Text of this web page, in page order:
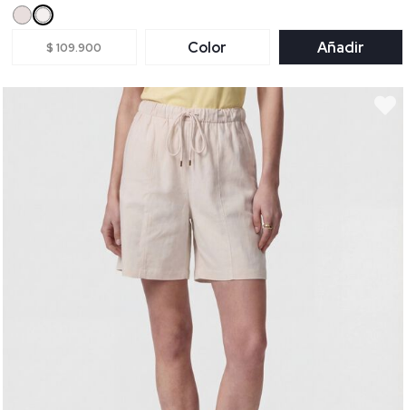
$ 109.900 Color Añadir